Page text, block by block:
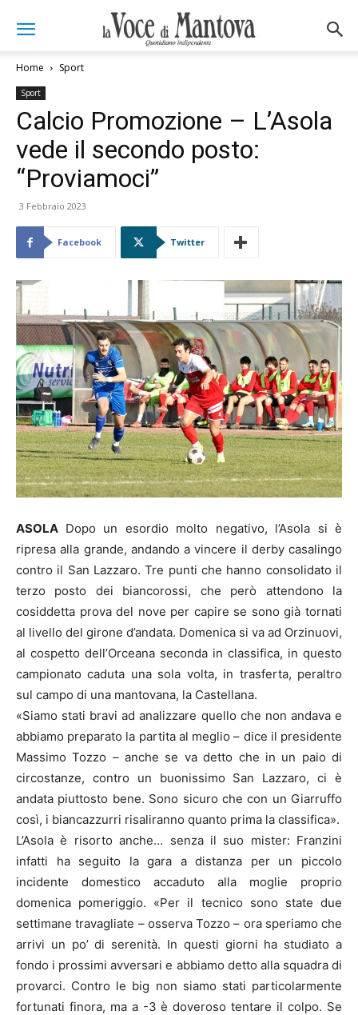
Home Sport
Sport
Calcio Promozione – L’Asola
vede il secondo posto:
“Proviamoci”
3 Febbraio 2023
Facebook Twitter
ASOLA Dopo un esordio molto negativo, l’Asola si è
ripresa alla grande, andando a vincere il derby casalingo
contro il San Lazzaro. Tre punti che hanno consolidato il
terzo posto dei biancorossi, che però attendono la
cosiddetta prova del nove per capire se sono già tornati
al livello del girone d’andata. Domenica si va ad Orzinuovi,
al cospetto dell’Orceana seconda in classifica, in questo
campionato caduta una sola volta, in trasferta, peraltro
sul campo di una mantovana, la Castellana.
«Siamo stati bravi ad analizzare quello che non andava e
abbiamo preparato la partita al meglio – dice il presidente
Massimo Tozzo – anche se va detto che in un paio di
circostanze, contro un buonissimo San Lazzaro, ci è
andata piuttosto bene. Sono sicuro che con un Giarruffo
così, i biancazzurri risaliranno quanto prima la classifica».
L’Asola è risorto anche… senza il suo mister: Franzini
infatti ha seguito la gara a distanza per un piccolo
incidente domestico accaduto alla moglie proprio
domenica pomeriggio. «Per il tecnico sono state due
settimane travagliate – osserva Tozzo – ora speriamo che
arrivi un po’ di serenità. In questi giorni ha studiato a
fondo i prossimi avversari e abbiamo detto alla squadra di
provarci. Contro le big non siamo stati particolarmente
fortunati finora, ma a -3 è doveroso tentare il colpo. Se